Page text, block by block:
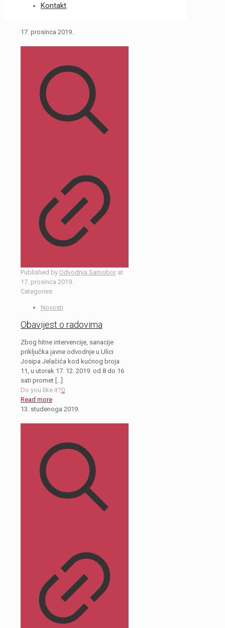
Kontakt
17. prosinca 2019.
Published by Odvodnja Samobor at
17. prosinca 2019.
Categories
Novosti
Obavijest o radovima
Zbog hitne intervencije, sanacije
priključka javne odvodnje u Ulici
Josipa Jelačića kod kućnog broja
11, u utorak 17. 12. 2019. od 8 do 16
sati promet […]
Do you like it?0
Read more
13. studenoga 2019.